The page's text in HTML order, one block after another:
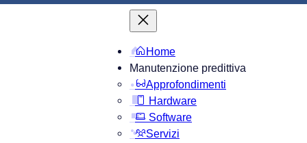
Home
Manutenzione predittiva
Approfondimenti
Hardware
Software
Servizi